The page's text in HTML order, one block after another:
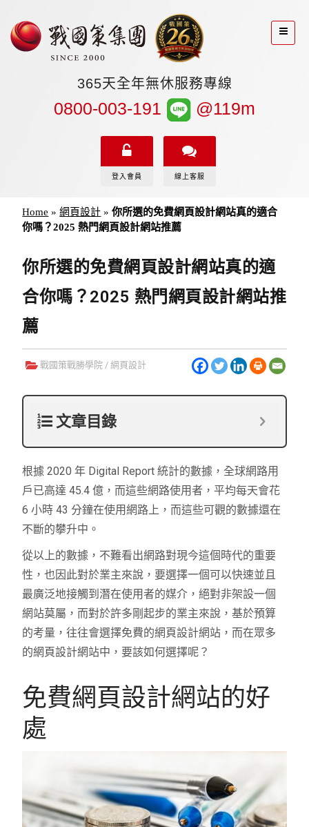
365天全年無休服務專線
0800-003-191 @119m
登入會員 線上客服
Home »網頁設計 »你所選的免費網頁設計網站真的適合
你嗎？2025 熱門網頁設計網站推薦
你所選的免費網頁設計網站真的適
合你嗎？2025 熱門網頁設計網站推
薦
戰國策戰勝學院 /網頁設計
文章目錄
根據 2020 年 Digital Report 統計的數據，全球網路用
戶已高達 45.4 億，而這些網路使用者，平均每天會花
6 小時 43 分鐘在使用網路上，而這些可觀的數據還在
不斷的攀升中。
從以上的數據，不難看出網路對現今這個時代的重要
性，也因此對於業主來說，要選擇一個可以快速並且
最廣泛地接觸到潛在使用者的媒介，絕對非架設一個
網站莫屬，而對於許多剛起步的業主來說，基於預算
的考量，往往會選擇免費的網頁設計網站，而在眾多
的網頁設計網站中，要該如何選擇呢？
免費網頁設計網站的好
處